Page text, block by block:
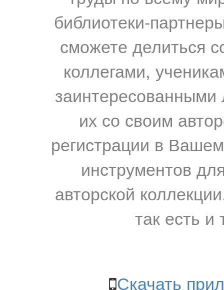
библиотеки-
сможете делиться
коллегами,
их со своим
регистрации в
инструментов
авторской
так есть и
Скачать